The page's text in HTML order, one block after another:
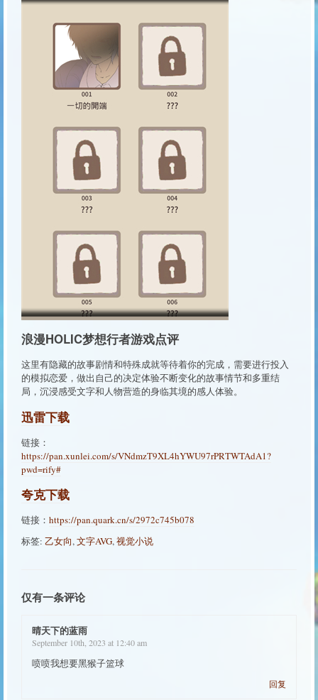
浪漫HOLIC梦想行者游戏点评
这里有隐藏的故事剧情和特殊成就等待着你的完成，需要进行投入
的模拟恋爱，做出自己的决定体验不断变化的故事情节和多重结
局，沉浸感受文字和人物营造的身临其境的感人体验。
迅雷下载
链接：
https://pan.xunlei.com/s/VNdmzT9XL4hYWU97rPRTWTAdA1?
pwd=rify#
夸克下载
链接： https://pan.quark.cn/s/2972c745b078
标签: 乙女向,文字AVG,视觉小说
仅有一条评论
晴天下的蓝雨
September 10th, 2023 at 12:40 am
喷喷我想要黑猴子篮球
回复